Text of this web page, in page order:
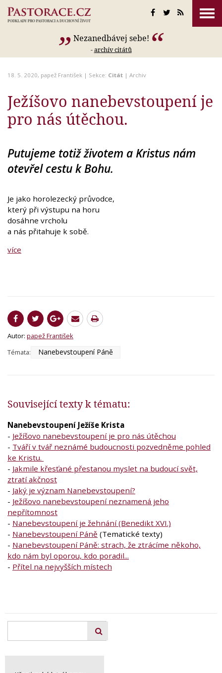
Nezanedbávej sebe!
-archív citátů
18. 5. 2020, papež František | Sekce: Citát | Archiv
Ježíšovo nanebevstoupení je
pro nás útěchou.
Putujeme totiž životem a Kristus nám
otevřel cestu k Bohu.
Je jako horolezecký průvodce,
který při výstupu na horu
dosáhne vrcholu
a nás přitahuje k sobě.
více
Autor: papež František
Témata:
Nanebevstoupení Páně
Související texty k tématu:
Nanebevstoupení Ježíše Krista
- Ježíšovo nanebevstoupení je pro nás útěchou
- Tváří v tvář neznámé budoucnosti pozvedněme pohled
ke Kristu.
- Jakmile křesťané přestanou myslet na budoucí svět,
ztratí akčnost
- Jaký je význam Nanebevstoupení?
- Ježíšovo nanebevstoupení neznamená jeho
nepřítomnost
- Nanebevstoupení je žehnání (Benedikt XVI.)
- Nanebevstoupení Páně (Tematické texty)
- Nanebevstoupení Páně: strach, že ztrácíme někoho,
kdo nám byl oporou, kdo poradil...
- Přítel na nejvyšších místech